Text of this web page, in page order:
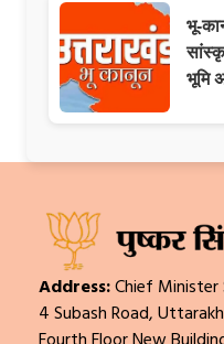
भू-
भूमि
Address:Chief
4 Subash Road,